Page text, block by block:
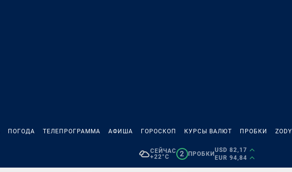
ПОГОДА ТЕЛЕПРОГРАММА АФИША ГОРОСКОП КУРСЫ ВАЛЮТ ПРОБКИ ZODY
СЕЙЧАС
+22°C
2 ПРОБКИ
USD 82,17
EUR 94,84